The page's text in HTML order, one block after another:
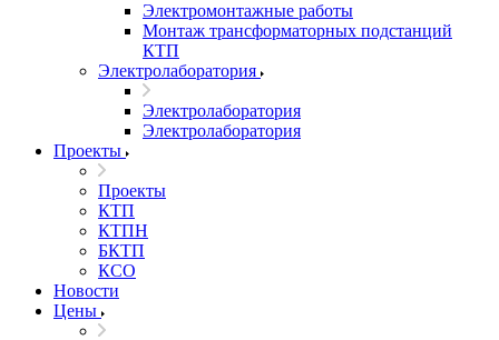
Электромонтажные работы
Монтаж трансформаторных подстанций
КТП
Электролаборатория
Электролаборатория
Электролаборатория
Проекты
Проекты
КТП
КТПН
БКТП
КСО
Новости
Цены